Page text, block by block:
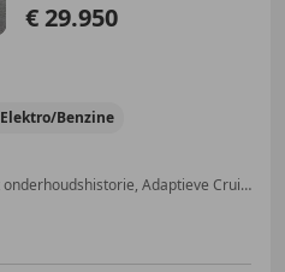
€ 29.950
Elektro/Benzine
Garantie, Navigatiesysteem, Met onderhoudshistorie, Adaptieve Cruise Control, Digitale radio-ontvangst, Regensensor, Zij-airbags, LED verlichting